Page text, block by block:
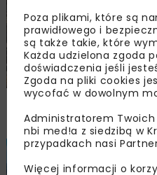
Trzuskawica
kruszyw poprzez
Poza plikami, które są
prawidłowego i
są także takie, które
Każda udzielona zgoda
doświadczenia jeśli
Zgoda na pliki cookies
wycofać w dowolnym
Administratorem
nbi med!a z siedzibą w
przypadkach nasi
Więcej informacji o